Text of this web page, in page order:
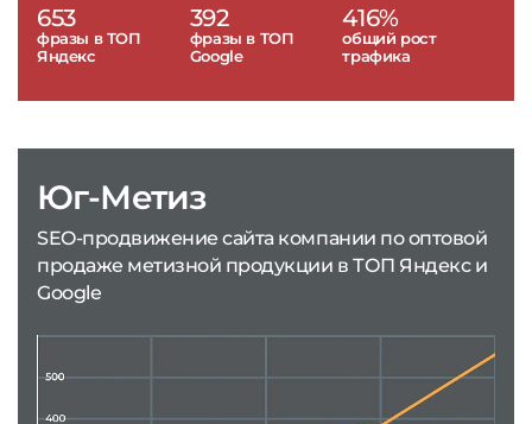
653
фразы в ТОП
Яндекс
392
фразы в ТОП
Google
416%
общий рост
трафика
Юг-Метиз
SEO-продвижение сайта компании по оптовой
продаже метизной продукции в ТОП Яндекс и
Google